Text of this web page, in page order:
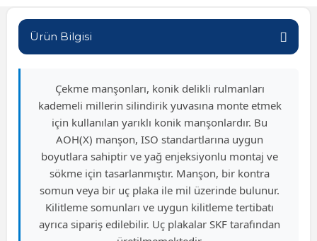
Rulman
Ürün Bilgisi
Çekme manşonları, konik delikli rulmanları
kademeli millerin silindirik yuvasına monte etmek
için kullanılan yarıklı konik manşonlardır. Bu
AOH(X) manşon, ISO standartlarına uygun
boyutlara sahiptir ve yağ enjeksiyonlu montaj ve
sökme için tasarlanmıştır. Manşon, bir kontra
somun veya bir uç plaka ile mil üzerinde bulunur.
Kilitleme somunları ve uygun kilitleme tertibatı
ayrıca sipariş edilebilir. Uç plakalar SKF tarafından